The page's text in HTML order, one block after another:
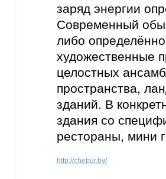
заряд энергии
Современный
либо
художественные
целостных
пространства,
зданий. В
здания со
рестораны, мини
http://chebur.by/